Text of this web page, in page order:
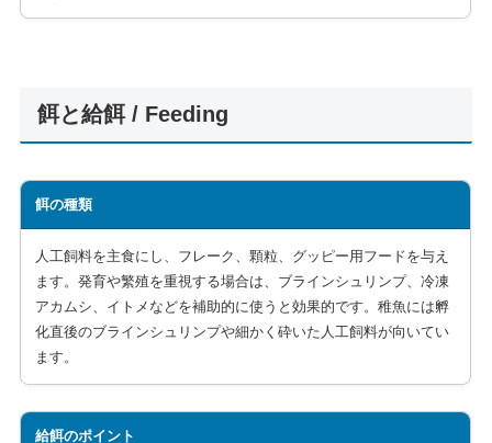
餌と給餌 / Feeding
餌の種類
人工飼料を主食にし、フレーク、顆粒、グッピー用フードを与え
ます。発育や繁殖を重視する場合は、ブラインシュリンプ、冷凍
アカムシ、イトメなどを補助的に使うと効果的です。稚魚には孵
化直後のブラインシュリンプや細かく砕いた人工飼料が向いてい
ます。
給餌のポイント